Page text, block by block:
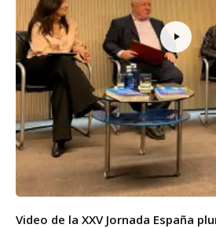
Video de la XXV Jornada España